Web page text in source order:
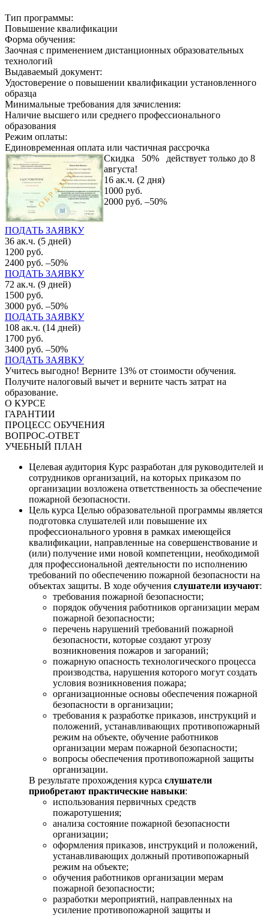
Тип программы:
Повышение квалификации
Форма обучения:
Заочная с применением дистанционных образовательных
технологий
Выдаваемый документ:
Удостоверение о повышении квалификации установленного
образца
Минимальные требования для зачисления:
Наличие высшего или среднего профессионального
образования
Режим оплаты:
Единовременная оплата или частичная рассрочка
Скидка 50% действует только до 8
августа!
16 ак.ч. (2 дня)
1000 руб.
2000 руб. –50%
ПОДАТЬ ЗАЯВКУ
36 ак.ч. (5 дней)
1200 руб.
2400 руб. –50%
ПОДАТЬ ЗАЯВКУ
72 ак.ч. (9 дней)
1500 руб.
3000 руб. –50%
ПОДАТЬ ЗАЯВКУ
108 ак.ч. (14 дней)
1700 руб.
3400 руб. –50%
ПОДАТЬ ЗАЯВКУ
Учитесь выгодно! Верните 13% от стоимости обучения.
Получите налоговый вычет и верните часть затрат на
образование.
О КУРСЕ
ГАРАНТИИ
ПРОЦЕСС ОБУЧЕНИЯ
ВОПРОС-ОТВЕТ
УЧЕБНЫЙ ПЛАН
Целевая аудитория Курс разработан для руководителей и
сотрудников организаций, на которых приказом по
организации возложена ответственность за обеспечение
пожарной безопасности.
Цель курса Целью образовательной программы является
подготовка слушателей или повышение их
профессионального уровня в рамках имеющейся
квалификации, направленные на совершенствование и
(или) получение ими новой компетенции, необходимой
для профессиональной деятельности по исполнению
требований по обеспечению пожарной безопасности на
объектах защиты. В ходе обучения слушатели изучают:
требования пожарной безопасности;
порядок обучения работников организации мерам
пожарной безопасности;
перечень нарушений требований пожарной
безопасности, которые создают угрозу
возникновения пожаров и загораний;
пожарную опасность технологического процесса
производства, нарушения которого могут создать
условия возникновения пожара;
организационные основы обеспечения пожарной
безопасности в организации;
требования к разработке приказов, инструкций и
положений, устанавливающих противопожарный
режим на объекте, обучение работников
организации мерам пожарной безопасности;
вопросы обеспечения противопожарной защиты
организации.
В результате прохождения курса слушатели
приобретают практические навыки:
использования первичных средств
пожаротушения;
анализа состояние пожарной безопасности
организации;
оформления приказов, инструкций и положений,
устанавливающих должный противопожарный
режим на объекте;
обучения работников организации мерам
пожарной безопасности;
разработки мероприятий, направленных на
усиление противопожарной защиты и